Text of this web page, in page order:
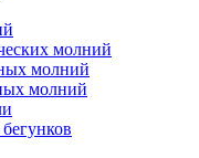
молний
молний
молний